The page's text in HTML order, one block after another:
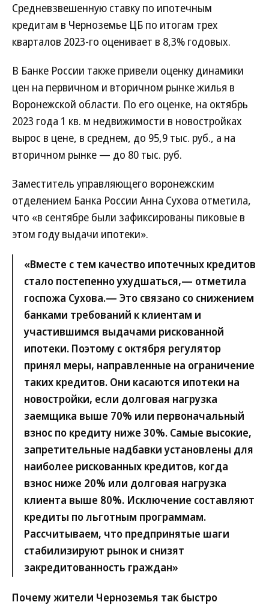
Средневзвешенную ставку по ипотечным
кредитам в Черноземье ЦБ по итогам трех
кварталов 2023-го оценивает в 8,3% годовых.
В Банке России также привели оценку динамики
цен на первичном и вторичном рынке жилья в
Воронежской области. По его оценке, на октябрь
2023 года 1 кв. м недвижимости в новостройках
вырос в цене, в среднем, до 95,9 тыс. руб., а на
вторичном рынке — до 80 тыс. руб.
Заместитель управляющего воронежским
отделением Банка России Анна Сухова отметила,
что «в сентябре были зафиксированы пиковые в
этом году выдачи ипотеки».
«Вместе с тем качество ипотечных кредитов
стало постепенно ухудшаться,— отметила
госпожа Сухова.— Это связано со снижением
банками требований к клиентам и
участившимся выдачами рискованной
ипотеки. Поэтому с октября регулятор
принял меры, направленные на ограничение
таких кредитов. Они касаются ипотеки на
новостройки, если долговая нагрузка
заемщика выше 70% или первоначальный
взнос по кредиту ниже 30%. Самые высокие,
запретительные надбавки установлены для
наиболее рискованных кредитов, когда
взнос ниже 20% или долговая нагрузка
клиента выше 80%. Исключение составляют
кредиты по льготным программам.
Рассчитываем, что предпринятые шаги
стабилизируют рынок и снизят
закредитованность граждан»
Почему жители Черноземья так быстро